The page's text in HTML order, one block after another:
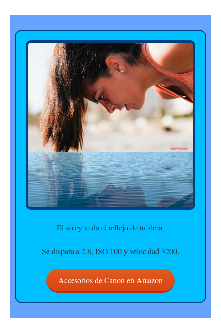
El voley te da el reflejo de tu alma.
Se dispara a 2.8, ISO 100 y velocidad 3200.
Accesorios de Canon en Amazon